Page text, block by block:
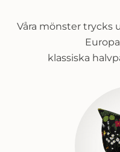
Våra mönster trycks
klassiska